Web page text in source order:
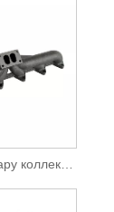
Шойын шығару коллекторы